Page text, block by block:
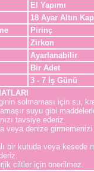
El Yapımı
18 Ayar Altın
Pirinç
Zirkon
Ayarlanabilir
Bir Adet
3 - 7 İş Günü
solmaması için su,
suyu gibi
tavsiye ederiz.
veya denize
bir kutuda veya kesede
ciltler için önerilmez.